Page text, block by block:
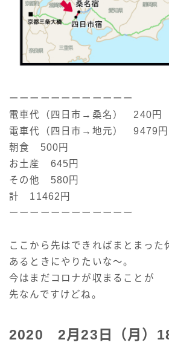
ーーーーーーーーーーーー
電車代（四日市→桑名） 240円
電車代（四日市→地元） 9479円
朝食 500円
お土産 645円
その他 580円
計 11462円
ーーーーーーーーーーーー
ここから先はできればまとまった
あるときにやりたいな～。
今はまだコロナが収まることが
先なんですけどね。
2020 2月23日（月）